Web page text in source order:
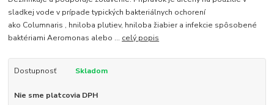
sladkej vode v prípade typických bakteriálnych ochorení
ako Columnaris , hniloba plutiev, hniloba žiabier a infekcie spôsobené
baktériami Aeromonas alebo ... celý popis
Dostupnosť Skladom
Nie sme platcovia DPH